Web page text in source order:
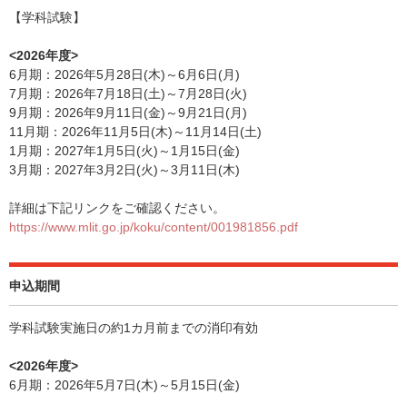
【学科試験】
<2026年度>
6月期：2026年5月28日(木)～6月6日(月)
7月期：2026年7月18日(土)～7月28日(火)
9月期：2026年9月11日(金)～9月21日(月)
11月期：2026年11月5日(木)～11月14日(土)
1月期：2027年1月5日(火)～1月15日(金)
3月期：2027年3月2日(火)～3月11日(木)
詳細は下記リンクをご確認ください。
https://www.mlit.go.jp/koku/content/001981856.pdf
申込期間
学科試験実施日の約1カ月前までの消印有効
<2026年度>
6月期：2026年5月7日(木)～5月15日(金)